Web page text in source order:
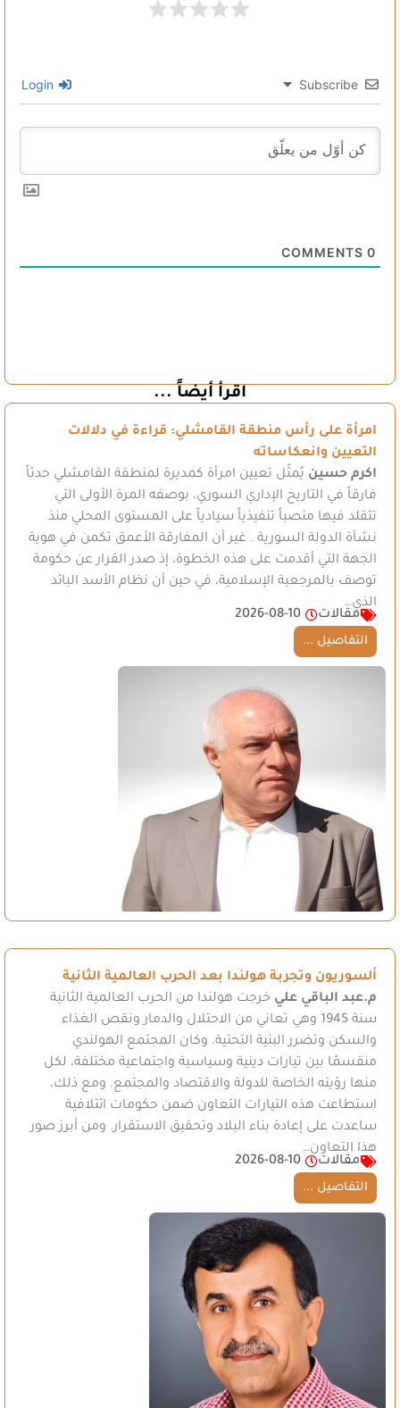
Subscribe
0
اقرأ أيضاً ...
امرأة على رأس منطقة القامشلي: قراءة في دلالات
التعيين وانعكاساته
اكرم حسين يُمثّل تعيين امرأة كمديرة لمنطقة القامشلي حدثاً
فارقاً في التاريخ الإداري السوري، بوصفه المرة الأولى التي
تتقلد فيها منصباً تنفيذياً سيادياً على المستوى المحلي منذ
نشأة الدولة السورية . غير أن المفارقة الأعمق تكمن في هوية
الجهة التي أقدمت على هذه الخطوة، إذ صدر القرار عن حكومة
توصف بالمرجعية الإسلامية، في حين أن نظام الأسد البائد
الذي…
مقالات
2026-08-10
التفاصيل ...
ألسوريون وتجربة هولندا بعد الحرب العالمية الثانية
م.عبد الباقي علي خرجت هولندا من الحرب العالمية الثانية
سنة 1945 وهي تعاني من الاحتلال والدمار ونقص الغذاء
والسكن وتضرر البنية التحتية. وكان المجتمع الهولندي
منقسمًا بين تيارات دينية وسياسية واجتماعية مختلفة، لكل
منها رؤيته الخاصة للدولة والاقتصاد والمجتمع. ومع ذلك،
استطاعت هذه التيارات التعاون ضمن حكومات ائتلافية
ساعدت على إعادة بناء البلاد وتحقيق الاستقرار. ومن أبرز صور
هذا التعاون…
مقالات
2026-08-10
التفاصيل ...